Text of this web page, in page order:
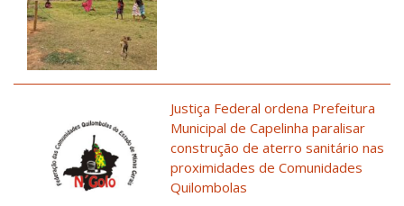
Justiça Federal ordena Prefeitura
Municipal de Capelinha paralisar
construção de aterro sanitário nas
proximidades de Comunidades
Quilombolas